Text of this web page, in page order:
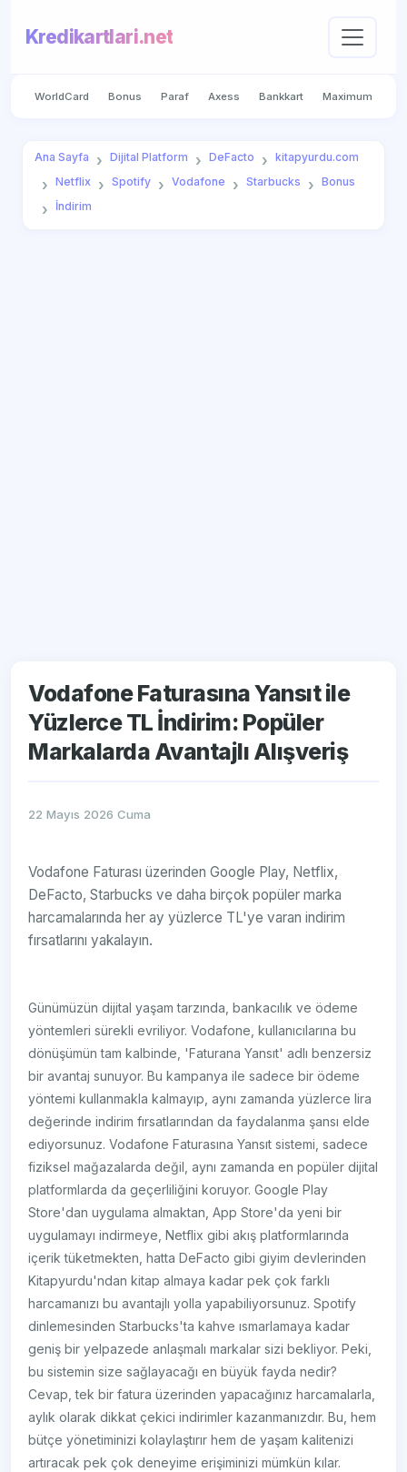
Kredikartlari.net
WorldCard Bonus Paraf Axess Bankkart Maximum
Ana Sayfa Dijital Platform DeFacto
kitapyurdu.com
Netflix
Spotify Vodafone Starbucks
Bonus
İndirim
Vodafone Faturasına Yansıt ile
Yüzlerce TL İndirim: Popüler
Markalarda Avantajlı Alışveriş
22 Mayıs 2026 Cuma
Vodafone Faturası üzerinden Google Play, Netflix,
DeFacto, Starbucks ve daha birçok popüler marka
harcamalarında her ay yüzlerce TL'ye varan indirim
fırsatlarını yakalayın.
Günümüzün dijital yaşam tarzında, bankacılık ve ödeme
yöntemleri sürekli evriliyor. Vodafone, kullanıcılarına bu
dönüşümün tam kalbinde, 'Faturana Yansıt' adlı benzersiz
bir avantaj sunuyor. Bu kampanya ile sadece bir ödeme
yöntemi kullanmakla kalmayıp, aynı zamanda yüzlerce lira
değerinde indirim fırsatlarından da faydalanma şansı elde
ediyorsunuz. Vodafone Faturasına Yansıt sistemi, sadece
fiziksel mağazalarda değil, aynı zamanda en popüler dijital
platformlarda da geçerliliğini koruyor. Google Play
Store'dan uygulama almaktan, App Store'da yeni bir
uygulamayı indirmeye, Netflix gibi akış platformlarında
içerik tüketmekten, hatta DeFacto gibi giyim devlerinden
Kitapyurdu'ndan kitap almaya kadar pek çok farklı
harcamanızı bu avantajlı yolla yapabiliyorsunuz. Spotify
dinlemesinden Starbucks'ta kahve ısmarlamaya kadar
geniş bir yelpazede anlaşmalı markalar sizi bekliyor. Peki,
bu sistemin size sağlayacağı en büyük fayda nedir?
Cevap, tek bir fatura üzerinden yapacağınız harcamalarla,
aylık olarak dikkat çekici indirimler kazanmanızdır. Bu, hem
bütçe yönetiminizi kolaylaştırır hem de yaşam kalitenizi
artıracak pek çok deneyime erişiminizi mümkün kılar.